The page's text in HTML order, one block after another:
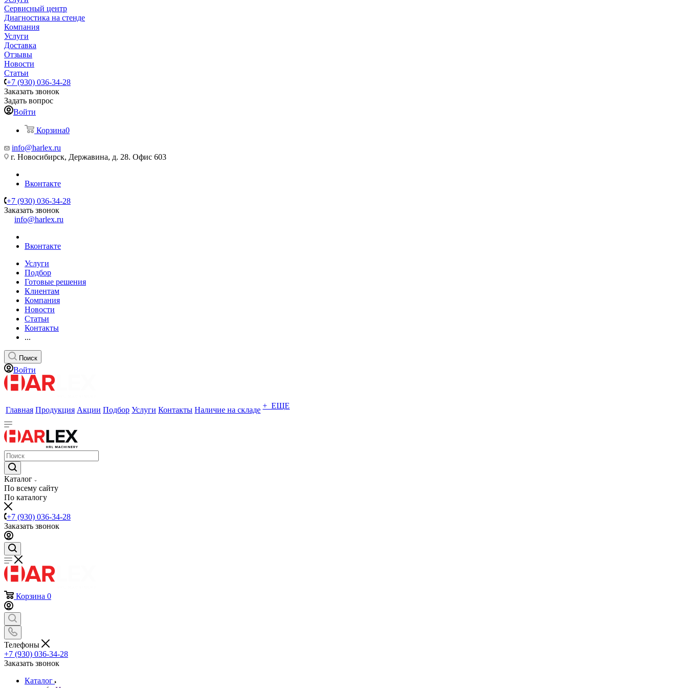
Сервисный центр
Диагностика на стенде
Компания
Услуги
Доставка
Отзывы
Новости
Статьи
+7 (930) 036-34-28
Заказать звонок
Задать вопрос
Войти
Корзина0
info@harlex.ru
г. Новосибирск, Державина, д. 28. Офис 603
Вконтакте
+7 (930) 036-34-28
Заказать звонок
info@harlex.ru
Вконтакте
Услуги
Подбор
Готовые решения
Клиентам
Компания
Новости
Статьи
Контакты
...
Поиск
Войти
Главная Продукция Акции Подбор Услуги Контакты Наличие на складе + ЕЩЕ
Каталог
По всему сайту
По каталогу
+7 (930) 036-34-28
Заказать звонок
Корзина 0
Телефоны
+7 (930) 036-34-28
Заказать звонок
Каталог